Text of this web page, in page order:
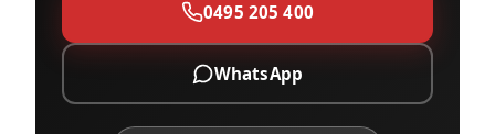
0495 205 400
WhatsApp